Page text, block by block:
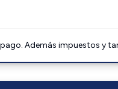
Además impuestos y